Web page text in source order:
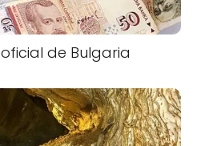
de Bulgaria